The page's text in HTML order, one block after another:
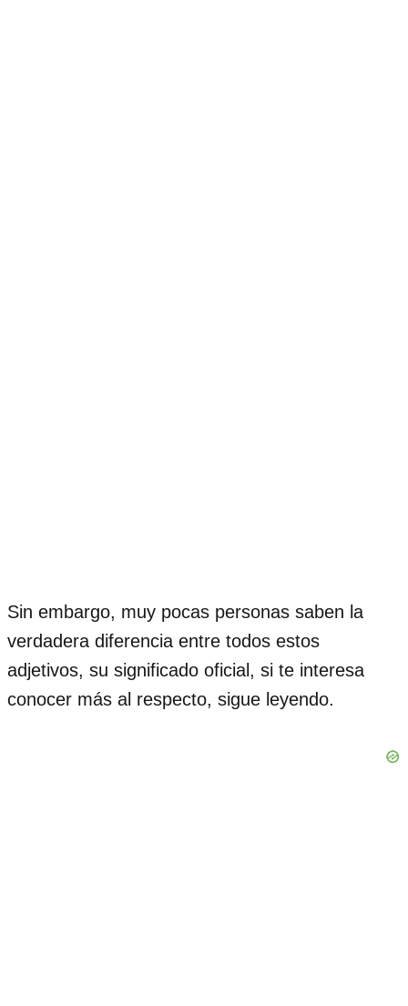
Sin embargo, muy pocas personas saben la
verdadera diferencia entre todos estos
adjetivos, su significado oficial, si te interesa
conocer más al respecto, sigue leyendo.